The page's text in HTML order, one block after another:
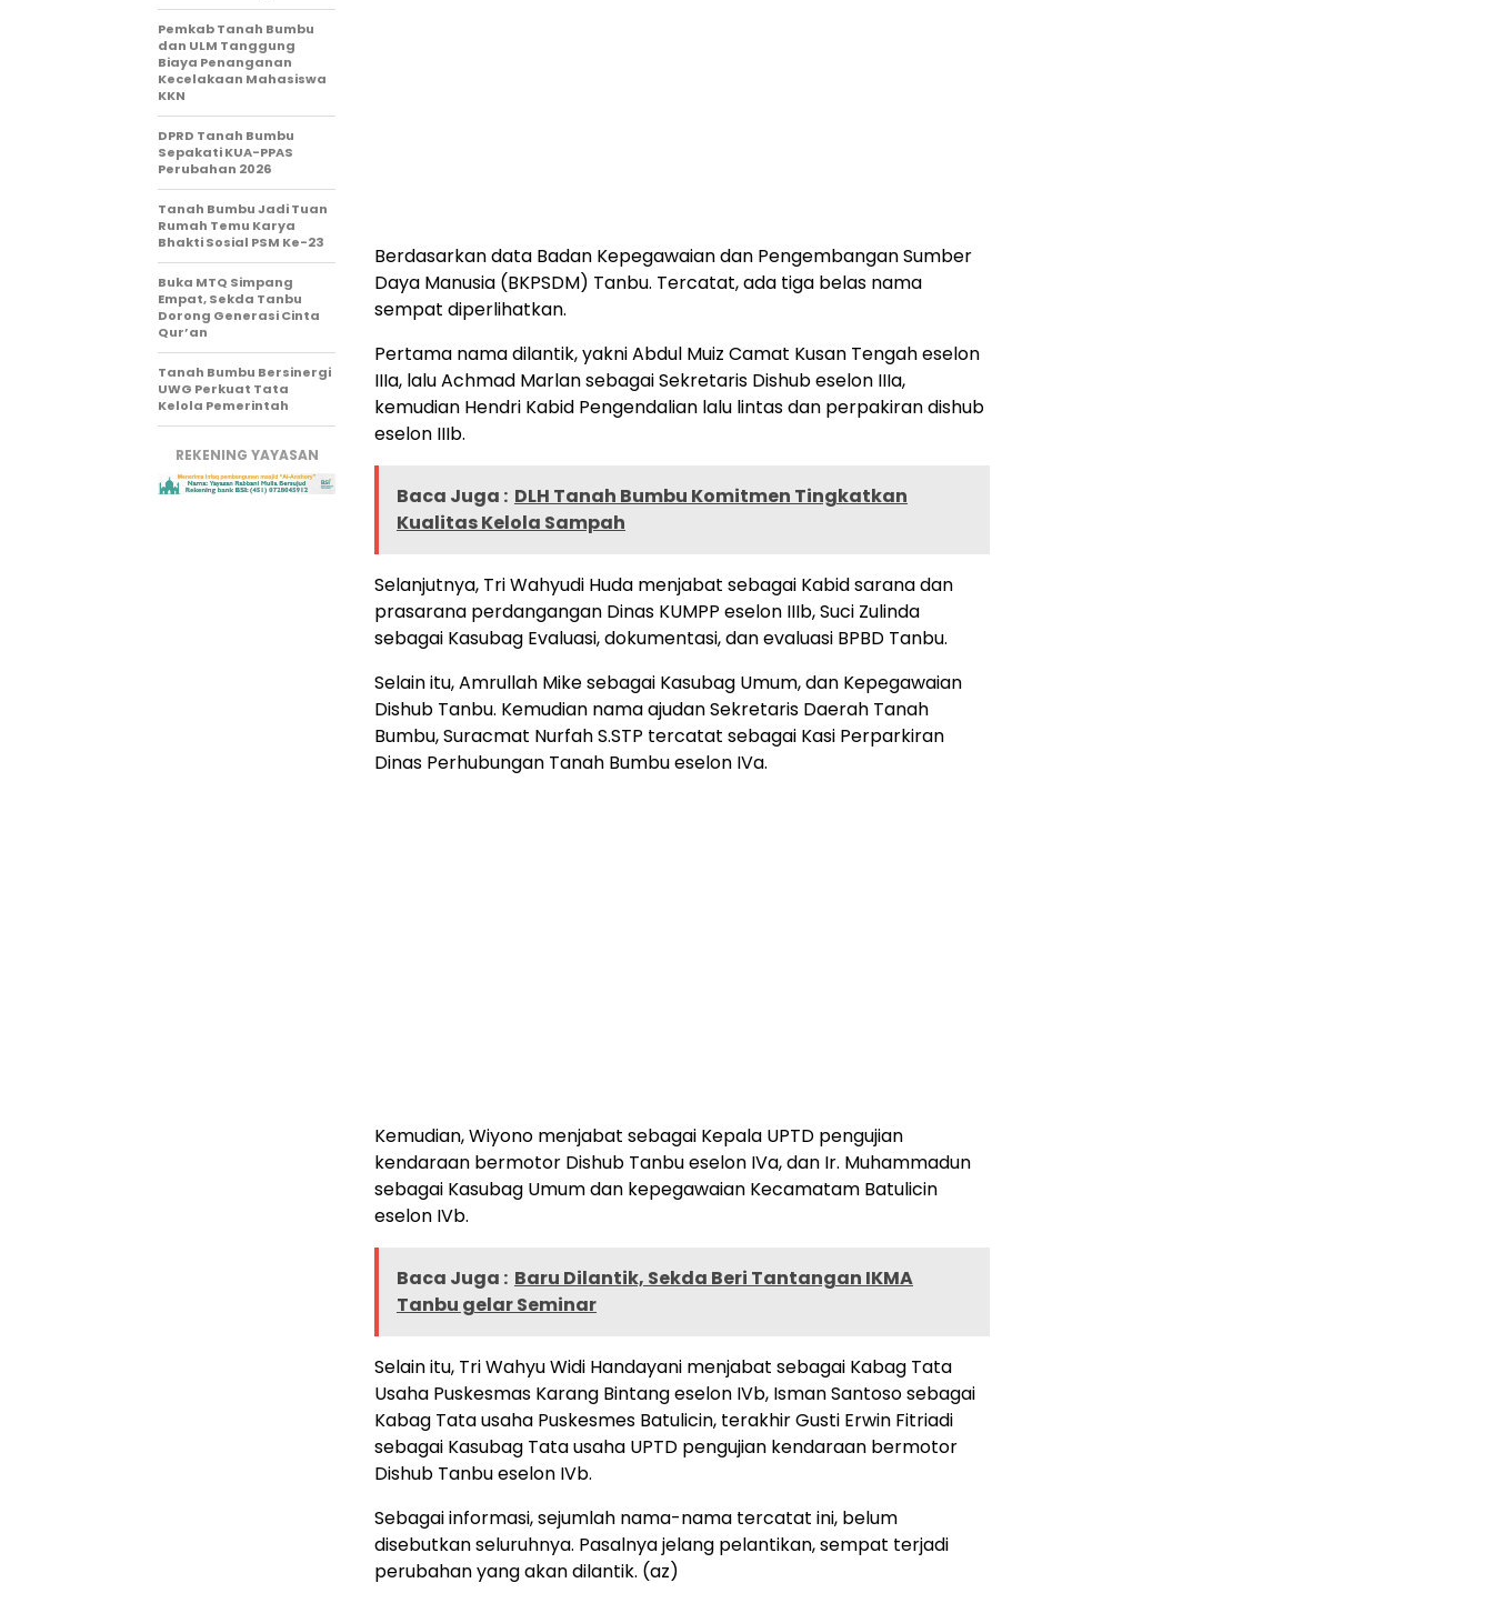
Berdasarkan data Badan Kepegawaian dan Pengembangan Sumber
Daya Manusia (BKPSDM) Tanbu. Tercatat, ada tiga belas nama
sempat diperlihatkan.
Pertama nama dilantik, yakni Abdul Muiz Camat Kusan Tengah eselon
IIIa, lalu Achmad Marlan sebagai Sekretaris Dishub eselon IIIa,
kemudian Hendri Kabid Pengendalian lalu lintas dan perpakiran dishub
eselon IIIb.
Baca Juga : DLH Tanah Bumbu Komitmen Tingkatkan
Kualitas Kelola Sampah
Selanjutnya, Tri Wahyudi Huda menjabat sebagai Kabid sarana dan
prasarana perdangangan Dinas KUMPP eselon IIIb, Suci Zulinda
sebagai Kasubag Evaluasi, dokumentasi, dan evaluasi BPBD Tanbu.
Selain itu, Amrullah Mike sebagai Kasubag Umum, dan Kepegawaian
Dishub Tanbu. Kemudian nama ajudan Sekretaris Daerah Tanah
Bumbu, Suracmat Nurfah S.STP tercatat sebagai Kasi Perparkiran
Dinas Perhubungan Tanah Bumbu eselon IVa.
Kemudian, Wiyono menjabat sebagai Kepala UPTD pengujian
kendaraan bermotor Dishub Tanbu eselon IVa, dan Ir. Muhammadun
sebagai Kasubag Umum dan kepegawaian Kecamatam Batulicin
eselon IVb.
Baca Juga : Baru Dilantik, Sekda Beri Tantangan IKMA
Tanbu gelar Seminar
Selain itu, Tri Wahyu Widi Handayani menjabat sebagai Kabag Tata
Usaha Puskesmas Karang Bintang eselon IVb, Isman Santoso sebagai
Kabag Tata usaha Puskesmes Batulicin, terakhir Gusti Erwin Fitriadi
sebagai Kasubag Tata usaha UPTD pengujian kendaraan bermotor
Dishub Tanbu eselon IVb.
Sebagai informasi, sejumlah nama-nama tercatat ini, belum
disebutkan seluruhnya. Pasalnya jelang pelantikan, sempat terjadi
perubahan yang akan dilantik. (az)
Pemkab Tanah Bumbu
dan ULM Tanggung
Biaya Penanganan
Kecelakaan Mahasiswa
KKN
DPRD Tanah Bumbu
Sepakati KUA-PPAS
Perubahan 2026
Tanah Bumbu Jadi Tuan
Rumah Temu Karya
Bhakti Sosial PSM Ke-23
Buka MTQ Simpang
Empat, Sekda Tanbu
Dorong Generasi Cinta
Qur’an
Tanah Bumbu Bersinergi
UWG Perkuat Tata
Kelola Pemerintah
REKENING YAYASAN